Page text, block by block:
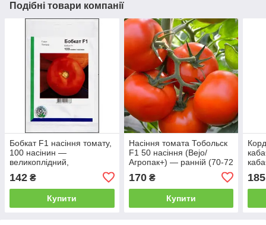
Подібні товари компанії
Бобкат F1 насіння томату,
100 насінин —
великоплідний,
Syngenta
142 ₴
Купити
Насіння томата Тобольск
F1 50 насіння (Bejo/
Агропак+) — ранній (70-72
індитермінантний.
170₴
Купити
185